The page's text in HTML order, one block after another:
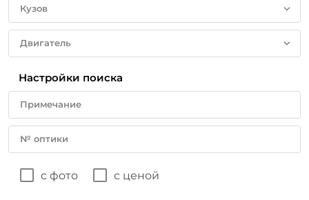
Кузов
Двигатель
Настройки поиска
Примечание
№ оптики
с фото с ценой